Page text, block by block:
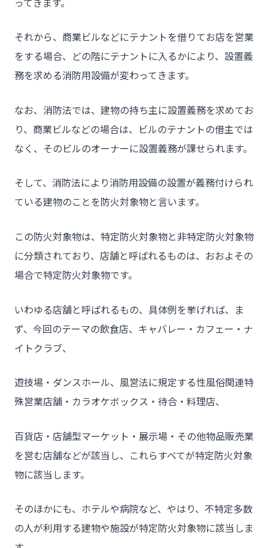
- 不動産管理会社様・アパートマンションオーナー様
- 工事業者様
- お客様の声
- 施工事例
- ブログ＆ニュース
- 会社概要
- お問い合わせ
それから、商業ビルなどにテナントを借りてお店を営業
をする場合、どの階にテナントに入るかにより、設置義
務を求める消防用設備が変わってきます。
なお、消防法では、建物の持ち主に設置義務を求めてお
り、商業ビルなどの場合は、ビルのテナントの借主では
なく、そのビルのオーナーに設置義務が課せられます。
そして、消防法により消防用設備の設置が義務付けられ
ている建物のことを防火対象物と言います。
この防火対象物は、特定防火対象物と非特定防火対象物
に分類されており、店舗と呼ばれるものは、おおよその
場合で特定防火対象物です。
いわゆる店舗と呼ばれるもの、具体例を挙げれば、ま
ず、今回のテーマの飲食店、キャバレー・カフェー・ナ
イトクラブ、
遊技場・ダンスホール、風営法に規定する性風俗関連特
殊営業店舗・カラオケボックス・待合・料理店、
百貨店・店舗型マーケット・展示場・その他物品販売業
を営む店舗などが該当し、これらすべてが特定防火対象
物に該当します。
そのほかにも、ホテルや病院など、やはり、不特定多数
の人が利用する建物や施設が特定防火対象物に該当しま